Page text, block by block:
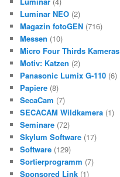
Luminar NEO (2)
Magazin fotoGEN (716)
Messen (10)
Micro Four Thirds Kameras
Motiv: Katzen (2)
Panasonic Lumix G-110 (6)
Papiere (8)
SecaCam (7)
SECACAM Wildkamera (1)
Seminare (72)
Skylum Software (17)
Software (129)
Sortierprogramm (7)
Sponsored Link (1)